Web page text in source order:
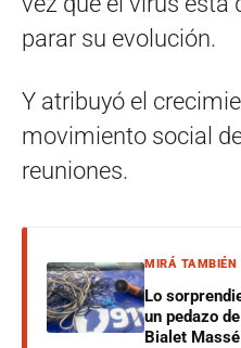
parar su evolución.
Y atribuyó el
movimiento social
reuniones.
MIRÁ TAMBIÉN
Lo
un pedazo
Bialet Massé